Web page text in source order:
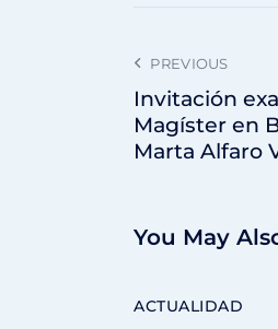
PREVIOUS
Invitación
Magíster en
Marta Alfaro
You May
ACTUALIDAD